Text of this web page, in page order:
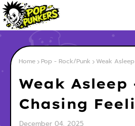
Home Pop - Rock/Punk Weak
Weak Asleep
Chasing
December 04, 2025